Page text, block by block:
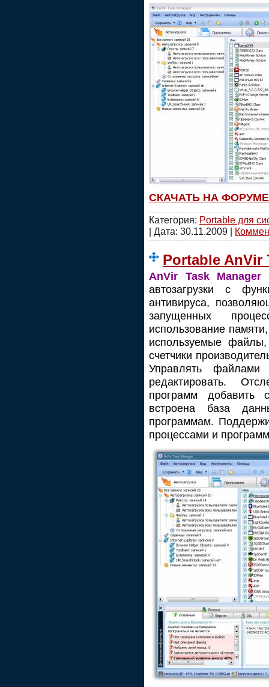
СКАЧАТЬ НА ФОРУМЕ
Категория: Portable для
| Дата: 30.11.2009 |
Portable AnVir
AnVir Task Manager
автозагрузки с
антивируса,
запущенных
использование
используемые
счетчики
Управлять файлами
редактировать.
программ добавить
встроена база
программам.
процессами и